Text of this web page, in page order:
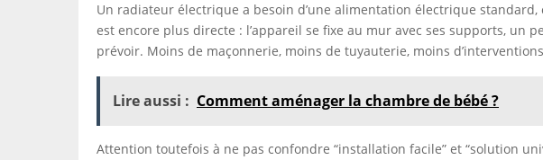
Un radiateur électrique a besoin d’une alimentation électrique
est encore plus directe : l’appareil se fixe au mur avec ses supports, un
prévoir. Moins de maçonnerie, moins de tuyauterie, moins
Lire aussi : Comment aménager la chambre de bébé ?
Attention toutefois à ne pas confondre “installation facile” et “solution